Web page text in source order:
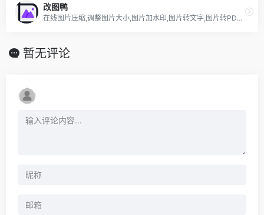
改图鸭
在线图片压缩,调整图片大小,图片加水印,图片转文字,图片转PDF,图片裁剪等图片编辑功能
暂无评论